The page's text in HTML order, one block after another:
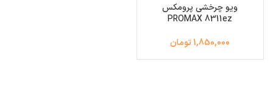
ویو چرخشی پرومکس
PROMAX 8311ez
1,850,000 تومان